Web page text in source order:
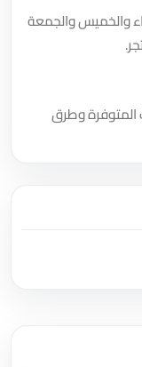
والخميس والجمعة
المتوفرة وطرق